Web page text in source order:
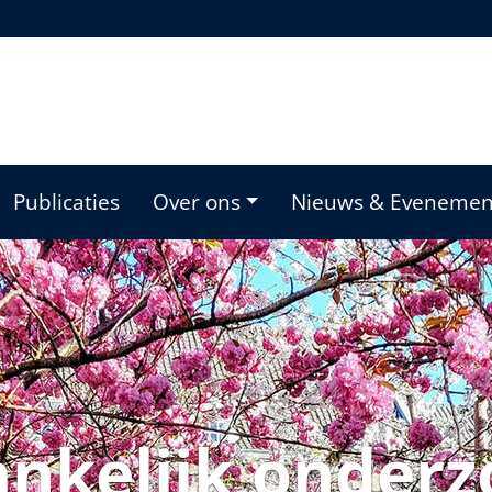
Publicaties Over ons Nieuws &